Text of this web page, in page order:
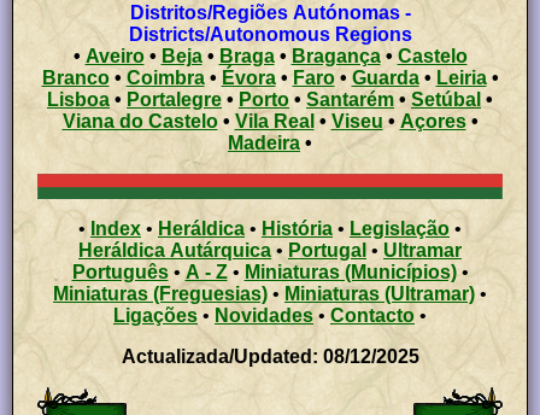
Distritos/Regiões Autónomas -
Districts/Autonomous Regions
• Aveiro• Beja• Braga• Bragança•Castelo
Branco• Coimbra• Évora•Faro• Guarda• Leiria•
Lisboa • Portalegre • Porto • Santarém • Setúbal •
Viana do Castelo• Vila Real • Viseu• Açores •
Madeira •
• Index • Heráldica • História • Legislação •
Heráldica Autárquica • Portugal • Ultramar
Português•A - Z• Miniaturas (Municípios)•
Miniaturas (Freguesias) •Miniaturas (Ultramar) •
Ligações • Novidades• Contacto •
Actualizada/Updated: 08/12/2025